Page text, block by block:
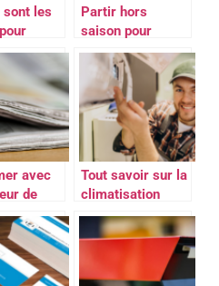
sont les
d’hotes
Partir hors
saison pour
eviter le tourisme
de masse
avec
de
et de la
Tout savoir sur la
climatisation
gainable